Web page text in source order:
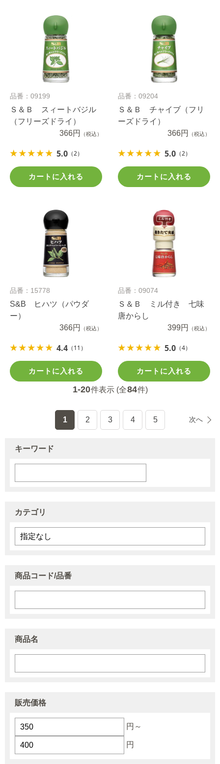
品番：09199
Ｓ＆Ｂ スィートバジル
（フリーズドライ）
366円
（税込）
5.0 （2）
カートに入れる
品番：09204
Ｓ＆Ｂ チャイブ（フリ
ーズドライ）
366円
（税込）
5.0 （2）
カートに入れる
品番：15778
S&B ヒハツ（パウダ
ー）
366円
（税込）
4.4 （11）
カートに入れる
品番：09074
Ｓ＆Ｂ ミル付き 七味
唐からし
399円
（税込）
5.0 （4）
カートに入れる
1-20件表示 (全84件)
1 2 3 4 5 次へ
キーワード
カテゴリ
商品コード/品番
商品名
販売価格
円～
円